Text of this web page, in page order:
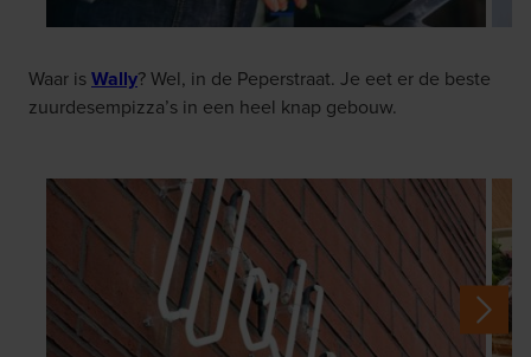
Waar isWally? Wel, in de Peperstraat. Je eet er de beste
zuurdesempizza’s in een heel knap gebouw.